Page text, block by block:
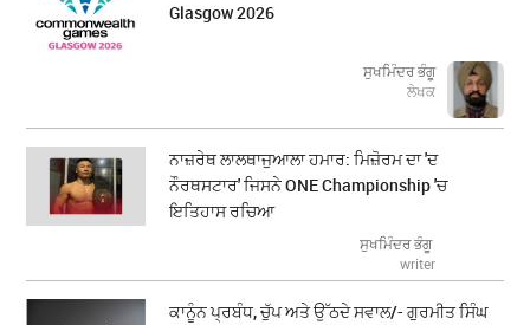
Glasgow 2026
ਸੁਖਮਿੰਦਰ ਭੰਗੂ
ਲੇਖਕ
ਨਾਜ਼ਰੇਥ ਲਾਲਥਾਜੁਆਲਾ ਹਮਾਰ: ਮਿਜ਼ੋਰਮ ਦਾ 'ਦ
ਨੌਰਥਸਟਾਰ' ਜਿਸਨੇ ONE Championship 'ਚ
ਇਤਿਹਾਸ ਰਚਿਆ
ਸੁਖਮਿੰਦਰ ਭੰਗੂ
writer
ਕਾਨੂੰਨ ਪ੍ਰਬੰਧ, ਚੁੱਪ ਅਤੇ ਉੱਠਦੇ ਸਵਾਲ/- ਗੁਰਮੀਤ ਸਿੰਘ